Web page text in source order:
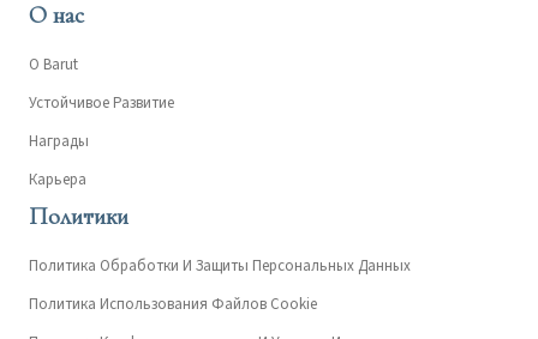
О нас
О Barut
Устойчивое Развитие
Награды
Карьера
Политики
Политика Обработки И Защиты Персональных Данных
Политика Использования Файлов Cookie